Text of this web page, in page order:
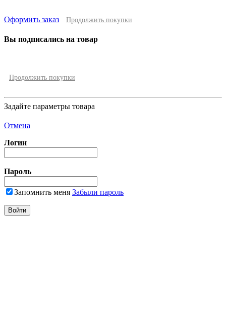
Оформить заказ Продолжить покупки
Вы подписались на товар
Продолжить покупки
Задайте параметры товара
Отмена
Логин
Пароль
Запомнить меня Забыли пароль